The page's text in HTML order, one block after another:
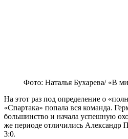
Фото: Наталья Бухарева/ «В
На этот раз под определение о
«Спартака» попала вся команда.
большинство и начала успешную
же периоде отличились
3:0.